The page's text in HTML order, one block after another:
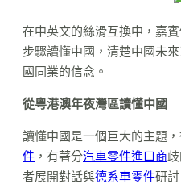
在中英文的絲滑互換中，嘉
步驟讀懂中國，清楚中國未
國同業的信念。
從粵港澳年夜灣區讀懂中國
讀懂中國是一個巨大的主題
件 ，有著分汽車零件進口商
者展開對話與德系車零件研